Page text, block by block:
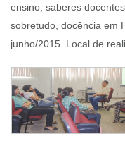
ensino, saberes
sobretudo, docência em
junho/2015. Local de